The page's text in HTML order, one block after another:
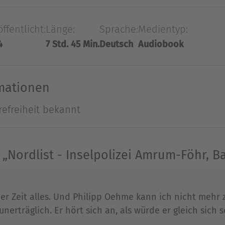
und dem Team der Inselpolizei schnell
Die Jagd nach dem trickreichen Mörder
"Inselpolizei Amrum-Föhr" lädt zum
Länge:
7 Std. 45 Min.
Sprache:
Deutsch
Medientyp:
Audiobook
bekannt
- Inselpolizei Amrum-Föhr,
Zeit alles. Und Philipp Oehme kann ich nicht mehr
Er hört sich an, als würde er gleich sich